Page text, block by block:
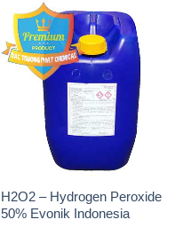
H2O2 – Hydrogen Peroxide
50% Evonik Indonesia